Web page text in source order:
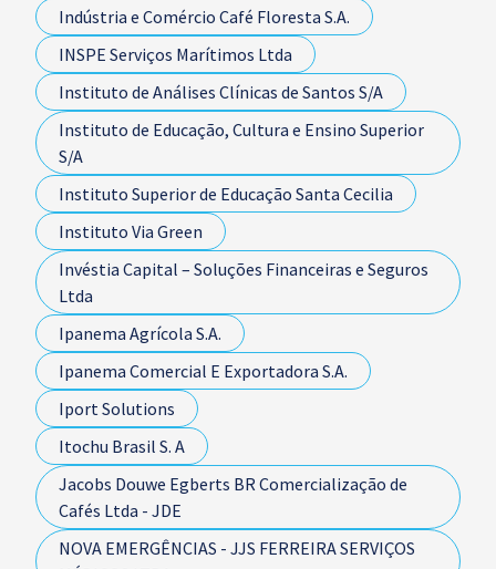
Indústria e Comércio Café Floresta S.A.
INSPE Serviços Marítimos Ltda
Instituto de Análises Clínicas de Santos S/A
Instituto de Educação, Cultura e Ensino Superior
S/A
Instituto Superior de Educação Santa Cecilia
Instituto Via Green
Invéstia Capital – Soluções Financeiras e Seguros
Ltda
Ipanema Agrícola S.A.
Ipanema Comercial E Exportadora S.A.
Iport Solutions
Itochu Brasil S. A
Jacobs Douwe Egberts BR Comercialização de
Cafés Ltda - JDE
NOVA EMERGÊNCIAS - JJS FERREIRA SERVIÇOS